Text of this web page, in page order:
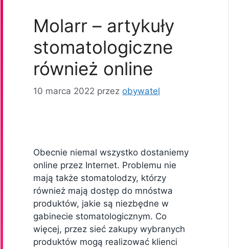
Molarr – artykuły
stomatologiczne
również online
10 marca 2022 przez obywatel
Obecnie niemal wszystko dostaniemy
online przez Internet. Problemu nie
mają także stomatolodzy, którzy
również mają dostęp do mnóstwa
produktów, jakie są niezbędne w
gabinecie stomatologicznym. Co
więcej, przez sieć zakupy wybranych
produktów mogą realizować klienci